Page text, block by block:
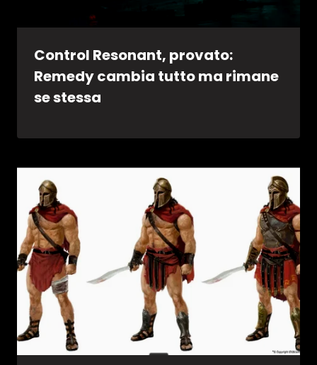
Control Resonant, provato:
Remedy cambia tutto ma rimane
se stessa